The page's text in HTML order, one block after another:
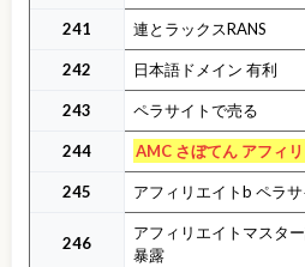
241 連とラックスRANS
242 日本語ドメイン 有利
243 ペラサイトで売る
244 AMC さぼてん アフィリ
245 アフィリエイトb ペラサ
246
アフィリエイトマスタ
暴露